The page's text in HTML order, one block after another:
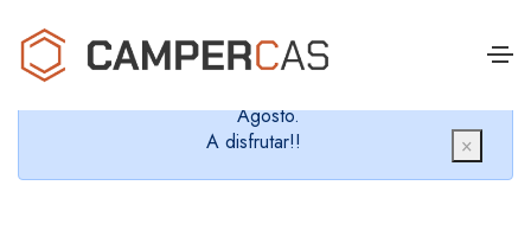
Cerramos en verano, que nos queremos dar un
chapuzón y refrescarnos.
Agosto.
A disfrutar!!
×